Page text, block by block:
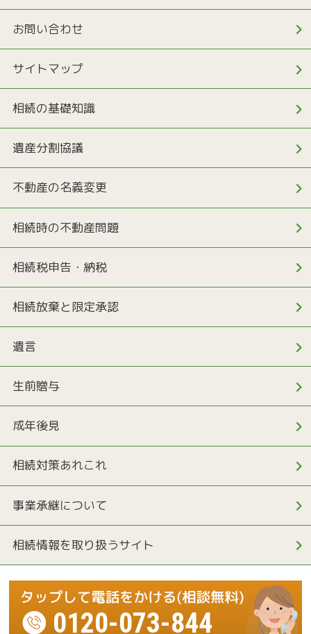
お問い合わせ
サイトマップ
相続の基礎知識
遺産分割協議
不動産の名義変更
相続時の不動産問題
相続税申告・納税
相続放棄と限定承認
遺言
生前贈与
成年後見
相続対策あれこれ
事業承継について
相続情報を取り扱うサイト
0120-073-844